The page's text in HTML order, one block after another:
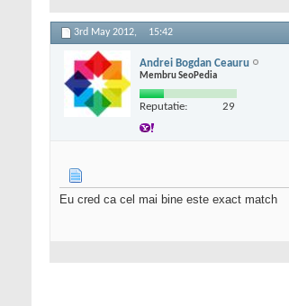
3rd May 2012, 15:42
Andrei Bogdan Ceauru
Membru SeoPedia
Reputatie: 29
Eu cred ca cel mai bine este exact match